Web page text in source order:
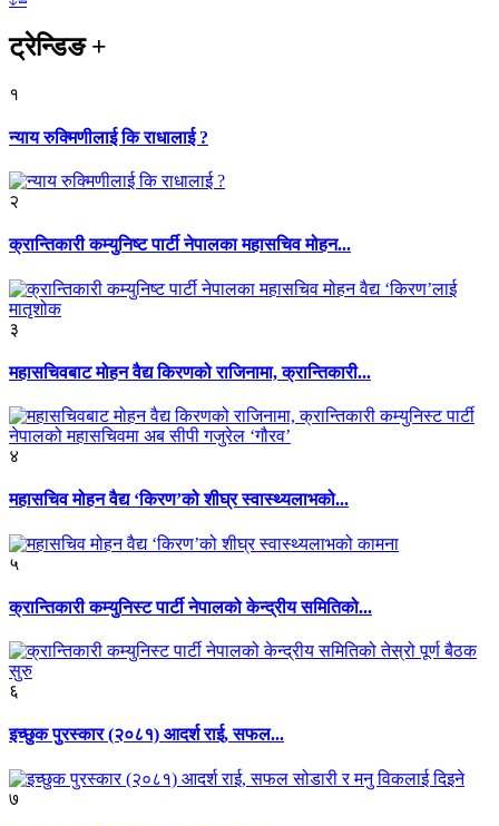
ट्रेन्डिङ+
१
न्याय रुक्मिणीलाई कि राधालाई ?
२
क्रान्तिकारी कम्युनिष्ट पार्टी नेपालका महासचिव मोहन...
३
महासचिवबाट मोहन वैद्य किरणको राजिनामा, क्रान्तिकारी...
४
महासचिव मोहन वैद्य ‘किरण’को शीघ्र स्वास्थ्यलाभको...
५
क्रान्तिकारी कम्युनिस्ट पार्टी नेपालको केन्द्रीय समितिको...
६
इच्छुक पुरस्कार (२०८१) आदर्श राई, सफल...
७